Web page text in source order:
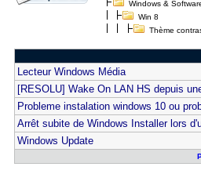
Windows &
Win 8
Thème
Lecteur Windows Média
[RESOLU] Wake On LAN HS depuis
Probleme instalation windows 10 ou
Arrêt subite de Windows Installer lors
Windows Update